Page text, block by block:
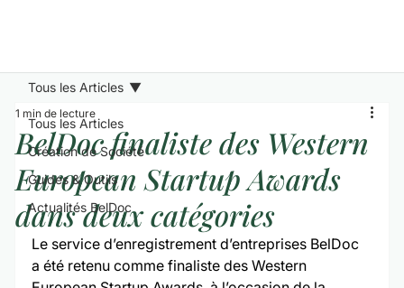
Tous les Articles
Création de Société
Guides & Outils
Actualités BelDoc
Tous les Articles
BelDoc finaliste des Western
European Startup Awards
dans deux catégories
1 min de lecture
Le service d’enregistrement d’entreprises BelDoc
a été retenu comme finaliste des Western